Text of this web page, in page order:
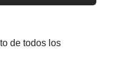
de todos los